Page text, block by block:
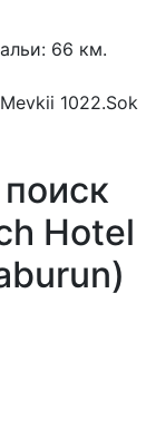
66 км.
1022.Sok
Hotel